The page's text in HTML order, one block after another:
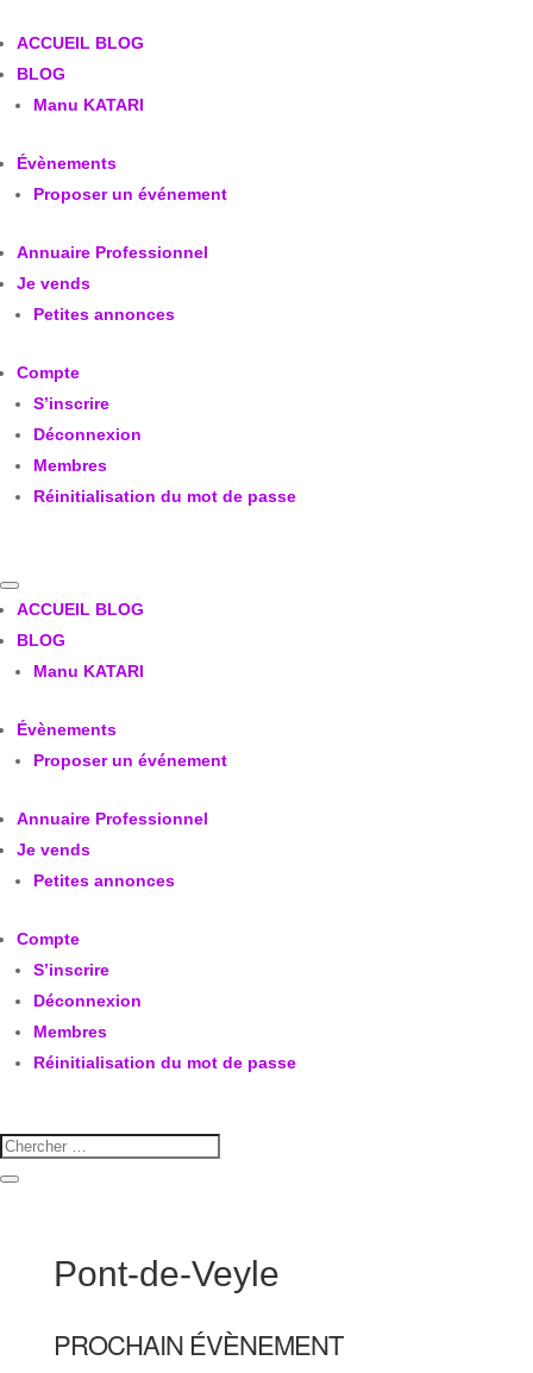
ACCUEIL BLOG
BLOG
Manu KATARI
Évènements
Proposer un événement
Annuaire Professionnel
Je vends
Petites annonces
Compte
S’inscrire
Déconnexion
Membres
Réinitialisation du mot de passe
ACCUEIL BLOG
BLOG
Manu KATARI
Évènements
Proposer un événement
Annuaire Professionnel
Je vends
Petites annonces
Compte
S’inscrire
Déconnexion
Membres
Réinitialisation du mot de passe
Pont-de-Veyle
PROCHAIN ÉVÈNEMENT